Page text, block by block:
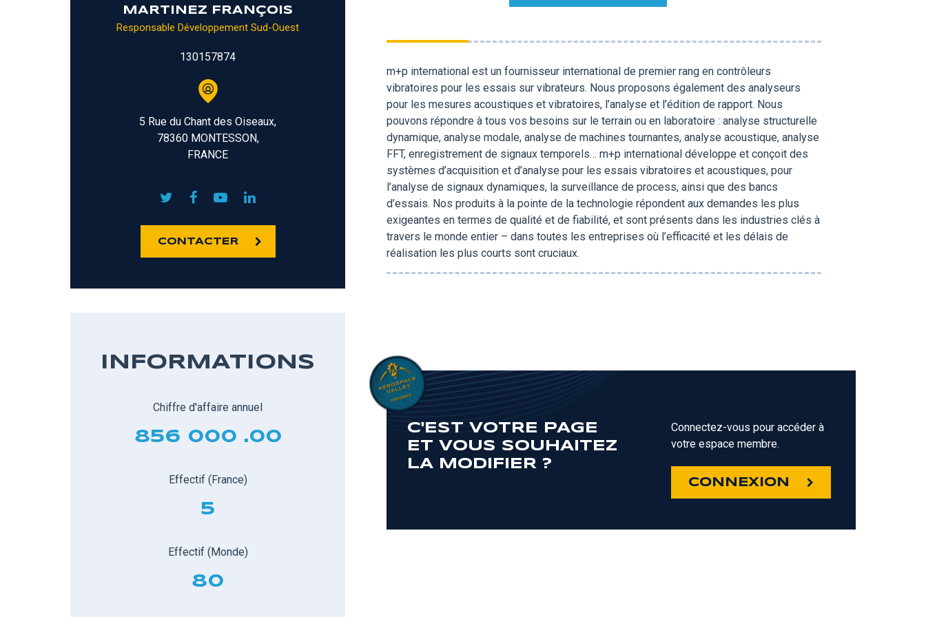
MARTINEZ FRANÇOIS
Responsable Développement Sud-Ouest
130157874
5 Rue du Chant des Oiseaux,
78360 MONTESSON,
FRANCE
CONTACTER
INFORMATIONS
Chiffre d'affaire annuel
856 000 .00
Effectif (France)
5
Effectif (Monde)
80
m+p international est un fournisseur international de premier rang en contrôleurs
vibratoires pour les essais sur vibrateurs. Nous proposons également des analyseurs
pour les mesures acoustiques et vibratoires, l’analyse et l’édition de rapport. Nous
pouvons répondre à tous vos besoins sur le terrain ou en laboratoire : analyse structurelle
dynamique, analyse modale, analyse de machines tournantes, analyse acoustique, analyse
FFT, enregistrement de signaux temporels… m+p international développe et conçoit des
systèmes d’acquisition et d’analyse pour les essais vibratoires et acoustiques, pour
l’analyse de signaux dynamiques, la surveillance de process, ainsi que des bancs
d’essais. Nos produits à la pointe de la technologie répondent aux demandes les plus
exigeantes en termes de qualité et de fiabilité, et sont présents dans les industries clés à
travers le monde entier – dans toutes les entreprises où l’efficacité et les délais de
réalisation les plus courts sont cruciaux.
C'EST VOTRE PAGE
ET VOUS SOUHAITEZ
LA MODIFIER ?
Connectez-vous pour accéder à
votre espace membre.
CONNEXION